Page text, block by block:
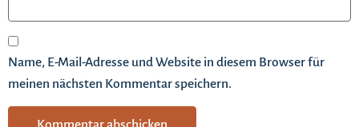
Name, E-Mail-Adresse und Website in diesem Browser für
meinen nächsten Kommentar speichern.